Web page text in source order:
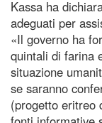
Kassa ha
adeguati per
«Il governo ha
quintali di farina
situazione
se saranno
(progetto eritreo